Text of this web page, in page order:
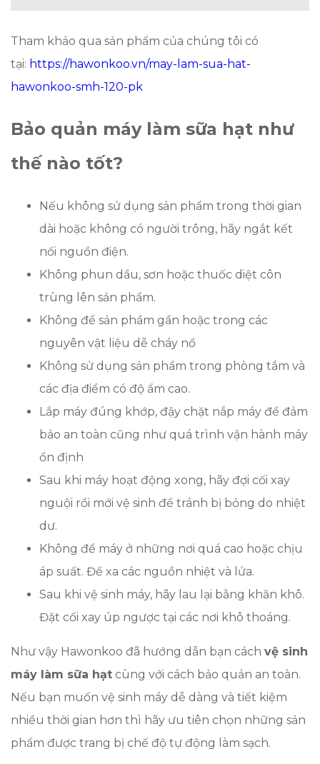
Tham khảo qua sản phẩm của chúng tôi có
tại: https://hawonkoo.vn/may-lam-sua-hat-
hawonkoo-smh-120-pk
Bảo quản máy làm sữa hạt như
thế nào tốt?
Nếu không sử dụng sản phẩm trong thời gian
dài hoặc không có người trông, hãy ngắt kết
nối nguồn điện.
Không phun dầu, sơn hoặc thuốc diệt côn
trùng lên sản phẩm.
Không để sản phẩm gần hoặc trong các
nguyên vật liệu dễ cháy nổ
Không sử dụng sản phẩm trong phòng tắm và
các địa điểm có độ ẩm cao.
Lắp máy đúng khớp, đậy chặt nắp máy để đảm
bảo an toàn cũng như quá trình vận hành máy
ổn định
Sau khi máy hoạt động xong, hãy đợi cối xay
nguội rồi mới vệ sinh để tránh bị bỏng do nhiệt
dư.
Không để máy ở những nơi quá cao hoặc chịu
áp suất. Để xa các nguồn nhiệt và lửa.
Sau khi vệ sinh máy, hãy lau lại bằng khăn khô.
Đặt cối xay úp ngược tại các nơi khô thoáng.
Như vậy Hawonkoo đã hướng dẫn bạn cách vệ sinh
máy làm sữa hạt cùng với cách bảo quản an toàn.
Nếu bạn muốn vệ sinh máy dễ dàng và tiết kiệm
nhiều thời gian hơn thì hãy ưu tiên chọn những sản
phẩm được trang bị chế độ tự động làm sạch.